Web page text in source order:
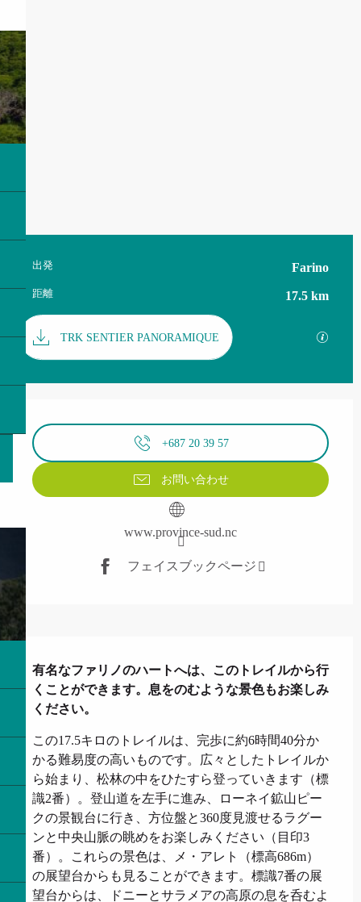
実用的な情報
出発 Farino
距離 17.5 km
資料
TRK SENTIER PANORAMIQUE GPX /
+687 20 39 57
お問い合わせ
www.province-sud.nc
フェイスブックページ
有名なファリノのハートへは、このトレイルから行
くことができます。息をのむような景色もお楽しみ
ください。
この17.5キロのトレイルは、完歩に約6時間40分か
かる難易度の高いものです。広々としたトレイルか
ら始まり、松林の中をひたすら登っていきます（標
識2番）。登山道を左手に進み、ローネイ鉱山ピー
クの景観台に行き、方位盤と360度見渡せるラグー
ンと中央山脈の眺めをお楽しみください（目印3
番）。これらの景色は、メ・アレト（標高686m）
の展望台からも見ることができます。標識7番の展
望台からは、ドニーとサラメアの高原の息を呑むよ